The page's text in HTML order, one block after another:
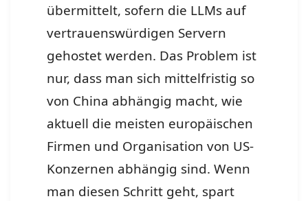
übermittelt, sofern die LLMs auf
vertrauenswürdigen Servern
gehostet werden. Das Problem ist
nur, dass man sich mittelfristig so
von China abhängig macht, wie
aktuell die meisten europäischen
Firmen und Organisation von US-
Konzernen abhängig sind. Wenn
man diesen Schritt geht, spart